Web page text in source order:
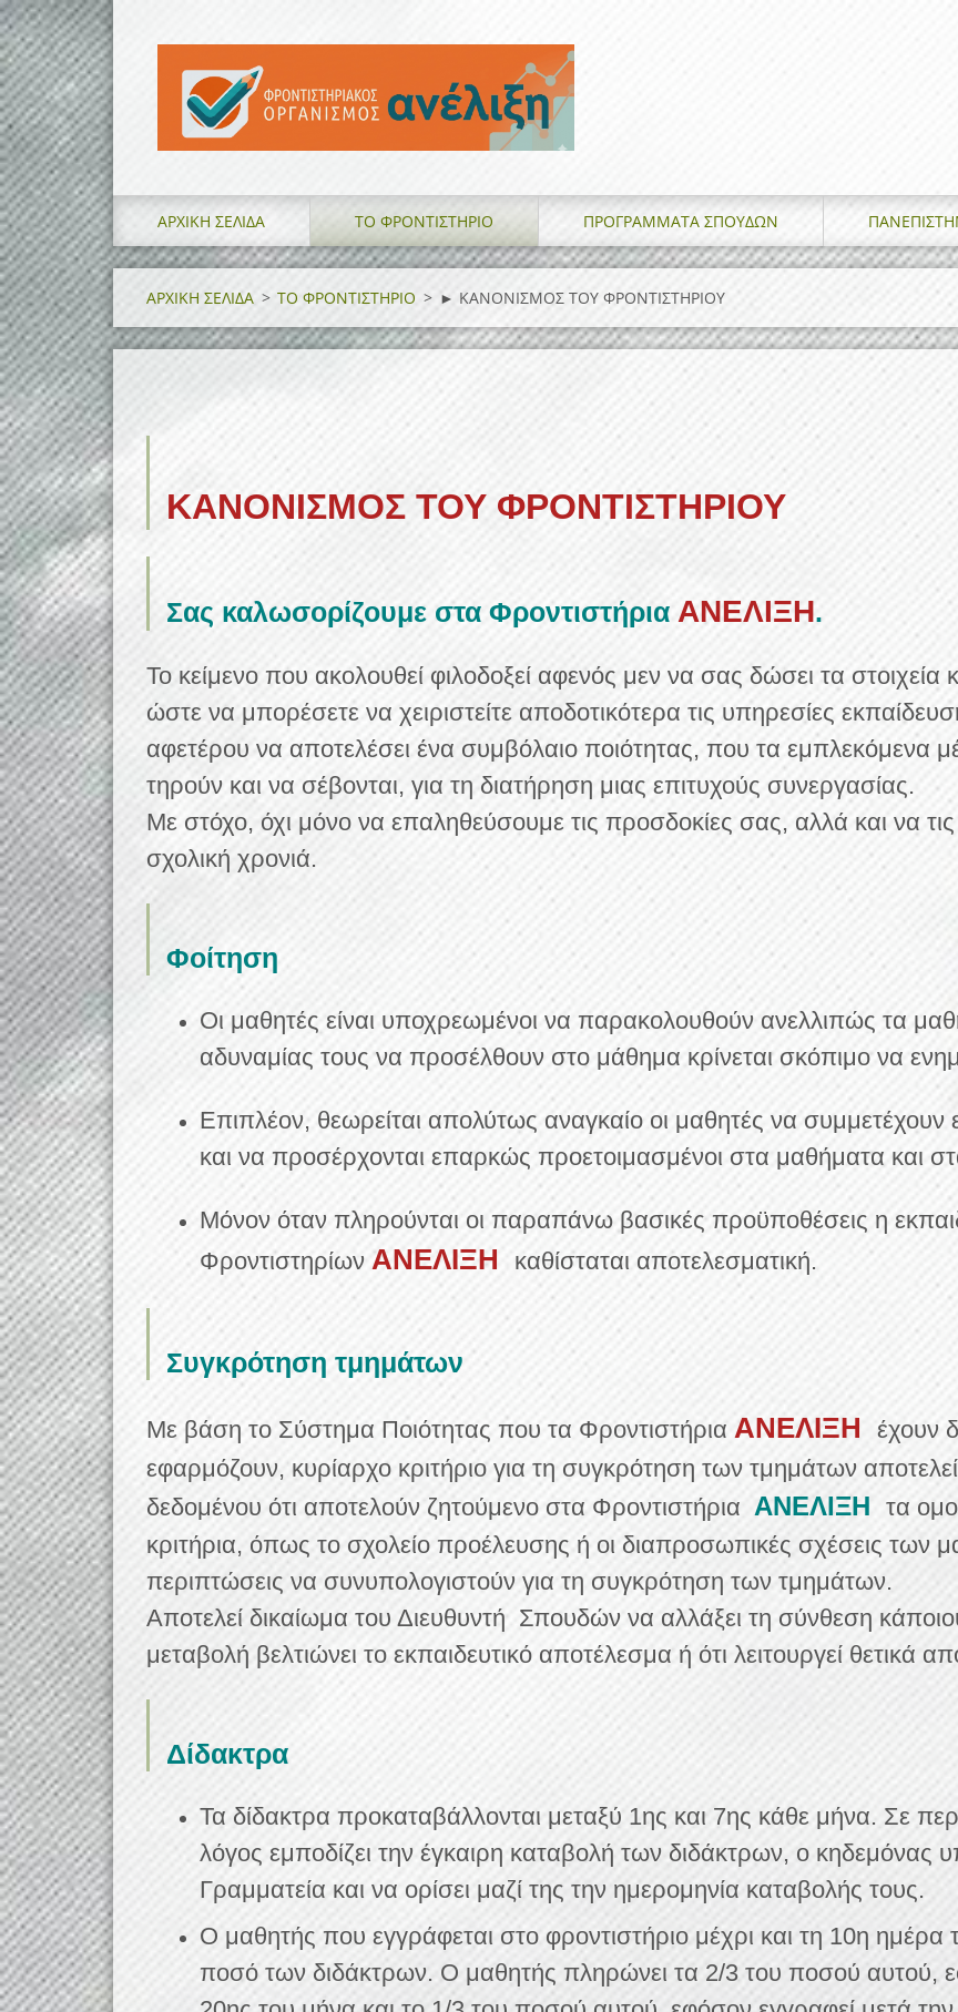
ΑΡΧΙΚΗ ΣΕΛΙΔΑ ΤΟ ΦΡΟΝΤΙΣΤΗΡΙΟ ΠΡΟΓΡΑΜΜΑΤΑ ΣΠΟΥΔΩΝ
ΑΡΧΙΚΗ ΣΕΛΙΔΑ > ΤΟ ΦΡΟΝΤΙΣΤΗΡΙΟ > ► ΚΑΝΟΝΙΣΜΟΣ ΤΟΥ ΦΡΟΝΤΙΣΤΗΡΙΟΥ
ΚΑΝΟΝΙΣΜΟΣ ΤΟΥ ΦΡΟΝΤΙΣΤΗΡΙΟΥ
Σας καλωσορίζουμε στα Φροντιστήρια ΑΝΕΛΙΞΗ.
Το κείμενο που ακολουθεί φιλοδοξεί αφενός μεν να σας δώσει τα στοιχεία
ώστε να μπορέσετε να χειριστείτε αποδοτικότερα τις υπηρεσίες
αφετέρου να αποτελέσει ένα συμβόλαιο ποιότητας, που τα εμπλεκόμενα
τηρούν και να σέβονται, για τη διατήρηση μιας επιτυχούς συνεργασίας.
Με στόχο, όχι μόνο να επαληθεύσουμε τις προσδοκίες σας, αλλά και να
σχολική χρονιά.
Φοίτηση
Οι μαθητές είναι υποχρεωμένοι να παρακολουθούν ανελλιπώς τα
αδυναμίας τους να προσέλθουν στο μάθημα κρίνεται σκόπιμο να
Επιπλέον, θεωρείται απολύτως αναγκαίο οι μαθητές να συμμετέχουν
και να προσέρχονται επαρκώς προετοιμασμένοι στα μαθήματα και
Μόνον όταν πληρούνται οι παραπάνω βασικές προϋποθέσεις η
Φροντιστηρίων ΑΝΕΛΙΞΗ καθίσταται αποτελεσματική.
Συγκρότηση τμημάτων
Με βάση το Σύστημα Ποιότητας που τα Φροντιστήρια ΑΝΕΛΙΞΗ
έχουν
εφαρμόζουν, κυρίαρχο κριτήριο για τη συγκρότηση των τμημάτων
δεδομένου ότι αποτελούν ζητούμενο στα Φροντιστήρια ΑΝΕΛΙΞΗ τα
κριτήρια, όπως το σχολείο προέλευσης ή οι διαπροσωπικές σχέσεις των
περιπτώσεις να συνυπολογιστούν για τη συγκρότηση των τμημάτων.
Αποτελεί δικαίωμα του Διευθυντή Σπουδών να αλλάξει τη σύνθεση
μεταβολή βελτιώνει το εκπαιδευτικό αποτέλεσμα ή ότι λειτουργεί θετικά
Δίδακτρα
Τα δίδακτρα προκαταβάλλονται μεταξύ 1ης και 7ης κάθε μήνα. Σε
λόγος εμποδίζει την έγκαιρη καταβολή των διδάκτρων, ο κηδεμόνας
Γραμματεία και να ορίσει μαζί της την ημερομηνία καταβολής τους.
Ο μαθητής που εγγράφεται στο φροντιστήριο μέχρι και τη 10η
ποσό των διδάκτρων. Ο μαθητής πληρώνει τα 2/3 του ποσού αυτού,